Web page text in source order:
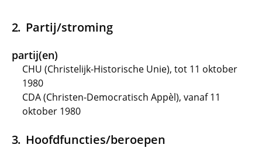
Partij/stroming
partij(en)
CHU (Christelijk-Historische Unie), tot 11 oktober
1980
CDA (Christen-Democratisch Appèl), vanaf 11
oktober 1980
Hoofdfuncties/beroepen